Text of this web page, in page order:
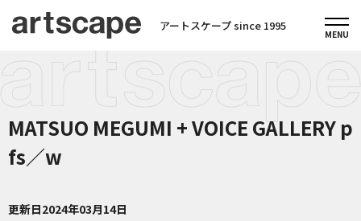
アートスケープ since 1995
MATSUO MEGUMI + VOICE GALLERY p
fs／w
更新日2024年03月14日